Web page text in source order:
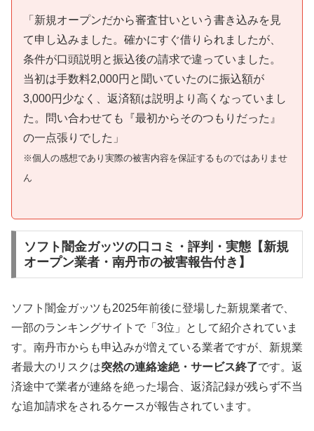
「新規オープンだから審査甘いという書き込みを見
て申し込みました。確かにすぐ借りられましたが、
条件が口頭説明と振込後の請求で違っていました。
当初は手数料2,000円と聞いていたのに振込額が
3,000円少なく、返済額は説明より高くなっていまし
た。問い合わせても『最初からそのつもりだった』
の一点張りでした」
※個人の感想であり実際の被害内容を保証するものではありませ
ん
ソフト闇金ガッツの口コミ・評判・実態【新規
オープン業者・南丹市の被害報告付き】
ソフト闇金ガッツも2025年前後に登場した新規業者で、
一部のランキングサイトで「3位」として紹介されていま
す。南丹市からも申込みが増えている業者ですが、新規業
者最大のリスクは突然の連絡途絶・サービス終了です。返
済途中で業者が連絡を絶った場合、返済記録が残らず不当
な追加請求をされるケースが報告されています。